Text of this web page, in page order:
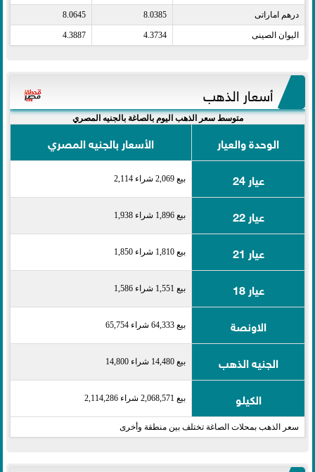
درهم اماراتى​ 8.0385
8.0645
اليوان الصينى​ 4.3734
4.3887
أسعار الذهب
متوسط سعر الذهب اليوم بالصاغة بالجنيه المصري
الوحدة والعيار
الأسعار بالجنيه المصري
عيار 24
بيع 2,069 شراء 2,114
عيار 22 بيع 1,896 شراء 1,938
عيار 21 بيع 1,810 شراء 1,850
عيار 18 بيع 1,551 شراء 1,586
الاونصة بيع 64,333 شراء 65,754
الجنيه الذهب بيع 14,480 شراء 14,800
الكيلو بيع 2,068,571 شراء 2,114,286
سعر الذهب بمحلات الصاغة تختلف بين منطقة وأخرى